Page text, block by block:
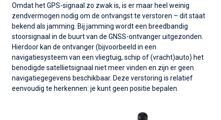
Omdat het GPS-signaal zo zwak is, is er maar heel weinig
zendvermogen nodig om de ontvangst te verstoren – dit staat
bekend als jamming. Bij jamming wordt een breedbandig
stoorsignaal in de buurt van de GNSS-ontvanger uitgezonden.
Hierdoor kan de ontvanger (bijvoorbeeld in een
navigatiesysteem van een vliegtuig, schip of (vracht)auto) het
benodigde satellietsignaal niet meer vinden en zijn er geen
navigatiegegevens beschikbaar. Deze verstoring is relatief
eenvoudig te herkennen: je kunt geen positie bepalen.